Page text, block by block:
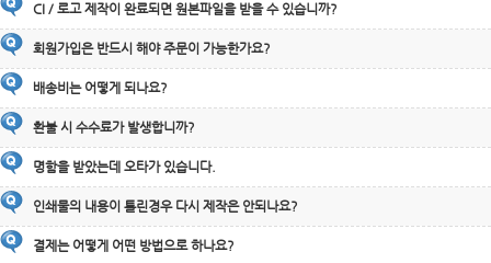
CI / 로고 제작이 완료되면 원본파일을 받을 수 있습니까?
회원가입은 반드시 해야 주문이 가능한가요?
배송비는 어떻게 되나요?
환불 시 수수료가 발생합니까?
명함을 받았는데 오타가 있습니다.
인쇄물의 내용이 틀린경우 다시 제작은 안되나요?
결제는 어떻게 어떤 방법으로 하나요?